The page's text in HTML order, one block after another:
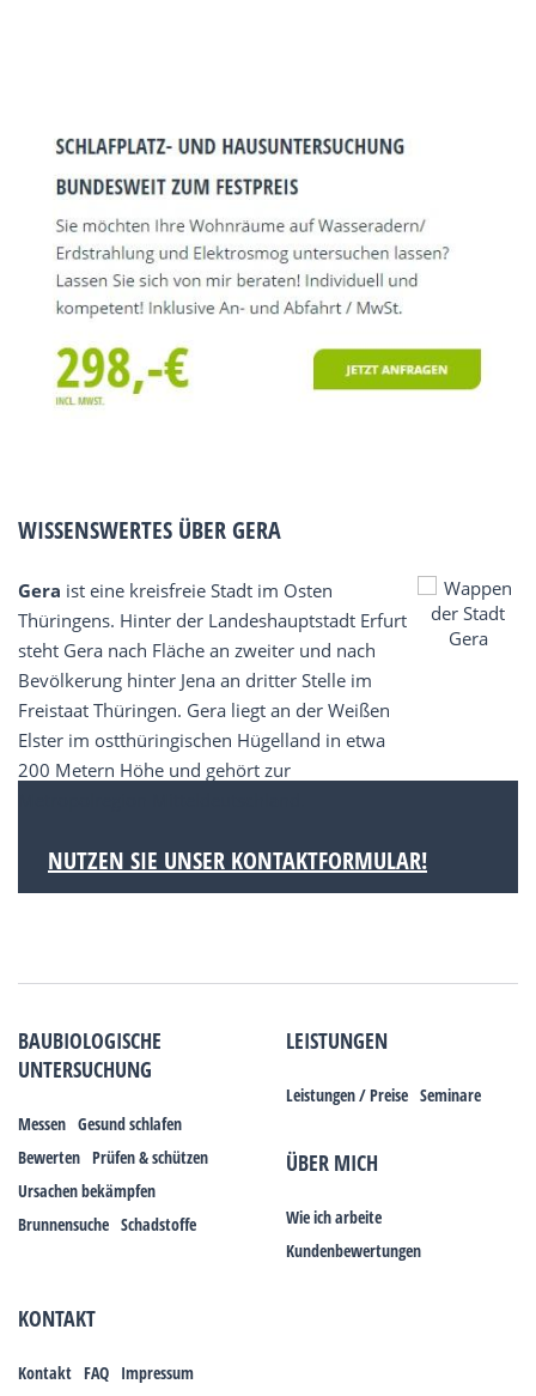
WISSENSWERTES ÜBER GERA
Gera ist eine kreisfreie Stadt im Osten
Thüringens. Hinter der Landeshauptstadt Erfurt
steht Gera nach Fläche an zweiter und nach
Bevölkerung hinter Jena an dritter Stelle im
Freistaat Thüringen. Gera liegt an der Weißen
Elster im ostthüringischen Hügelland in etwa
200 Metern Höhe und gehört zur
NUTZEN SIE UNSER KONTAKTFORMULAR!
BAUBIOLOGISCHE
UNTERSUCHUNG
Messen Gesund schlafen
Bewerten Prüfen & schützen
Ursachen bekämpfen
Brunnensuche Schadstoffe
LEISTUNGEN
Leistungen / Preise Seminare
ÜBER MICH
Wie ich arbeite
Kundenbewertungen
KONTAKT
Kontakt FAQ Impressum